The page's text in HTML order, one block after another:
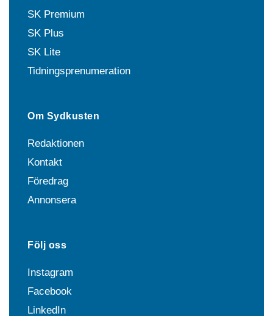
SK Premium
SK Plus
SK Lite
Tidningsprenumeration
Om Sydkusten
Redaktionen
Kontakt
Föredrag
Annonsera
Följ oss
Instagram
Facebook
LinkedIn